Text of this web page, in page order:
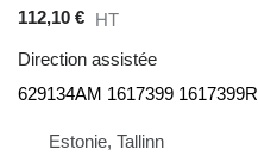
112,10 € HT
Direction assistée
629134AM 1617399 1617399R
Estonie, Tallinn